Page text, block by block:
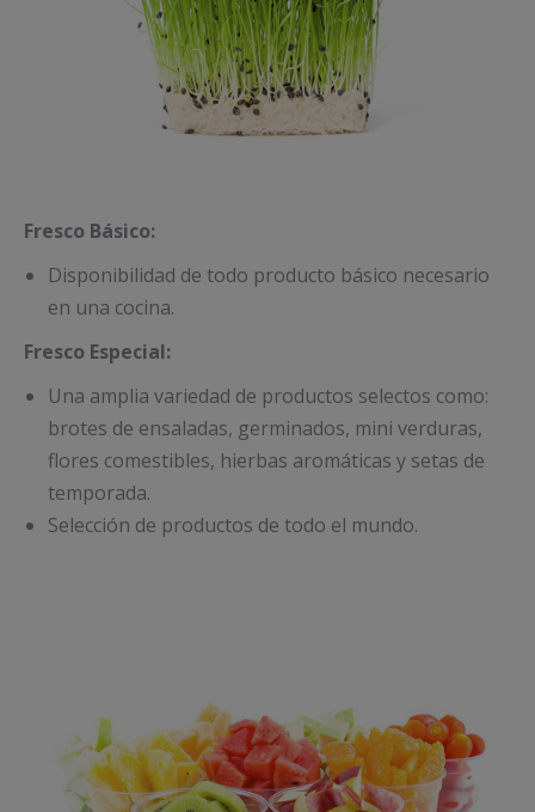
Fresco Básico:
Disponibilidad de todo producto básico necesario
en una cocina.
Fresco Especial:
Una amplia variedad de productos selectos como:
brotes de ensaladas, germinados, mini verduras,
flores comestibles, hierbas aromáticas y setas de
temporada.
Selección de productos de todo el mundo.